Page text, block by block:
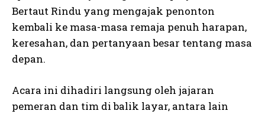
Bertaut Rindu yang mengajak penonton
kembali ke masa-masa remaja penuh harapan,
keresahan, dan pertanyaan besar tentang masa
depan.
Acara ini dihadiri langsung oleh jajaran
pemeran dan tim di balik layar, antara lain